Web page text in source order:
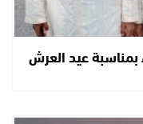
عيد العرش